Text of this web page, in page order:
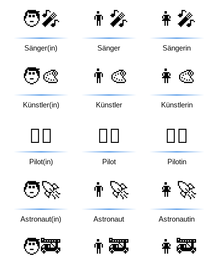
🧑‍🎤
Sänger(in)
👨‍🎤
Sänger
👩‍🎤
Sängerin
🧑‍🎨
Künstler(in)
👨‍🎨
Künstler
👩‍🎨
Künstlerin
🧑‍✈️
Pilot(in)
👨‍✈️
Pilot
👩‍✈️
Pilotin
🧑‍🚀
Astronaut(in)
👨‍🚀
Astronaut
👩‍🚀
Astronautin
🧑‍🚒 👨‍🚒 👩‍🚒